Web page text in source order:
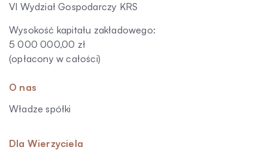
VI Wydział Gospodarczy KRS
Wysokość kapitału zakładowego:
5 000 000,00 zł
(opłacony w całości)
O nas
Władze spółki
Dla Wierzyciela